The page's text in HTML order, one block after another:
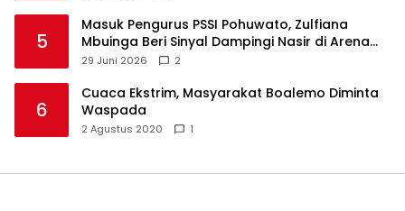
5
Masuk Pengurus PSSI Pohuwato, Zulfiana
Mbuinga Beri Sinyal Dampingi Nasir di Arena
Politik ?
29 Juni 2026 2
6
Cuaca Ekstrim, Masyarakat Boalemo Diminta
Waspada
2 Agustus 2020 1